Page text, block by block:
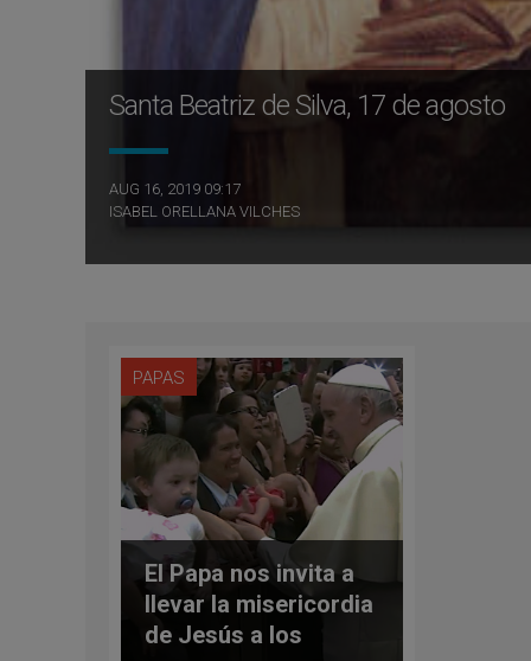
Santa Beatriz de Silva, 17 de agosto
AUG 16, 2019 09:17
ISABEL ORELLANA VILCHES
PAPAS
El Papa nos invita a
llevar la misericordia
de Jesús a los